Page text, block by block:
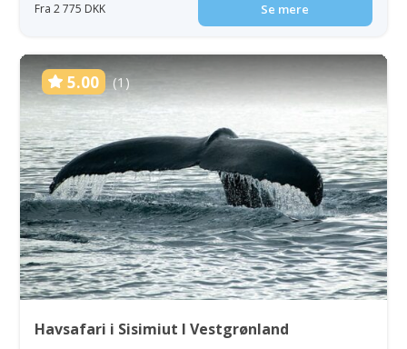
Fra 2 775 DKK Se mere
5.00 (1)
Havsafari i Sisimiut I Vestgrønland